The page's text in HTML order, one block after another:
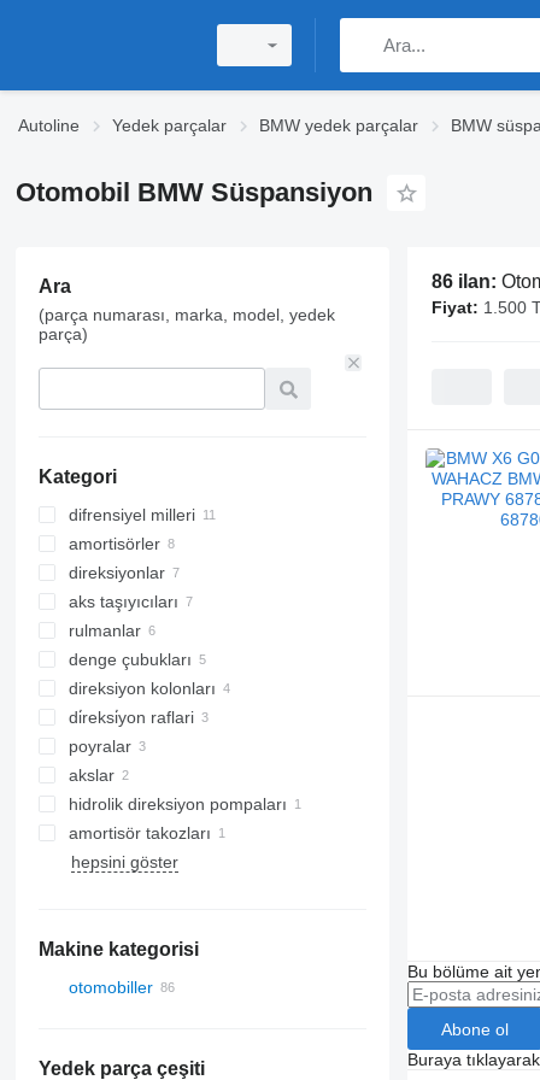
Autoline Yedek parçalar BMW yedek parçalar BMW
Otomobil BMW Süspansiyon
Ara
(parça numarası, marka, model, yedek
parça)
Kategori
difrensiyel milleri
amortisörler
direksiyonlar
aks taşıyıcıları
rulmanlar
denge çubukları
direksiyon kolonları
di̇reksi̇yon raflari
poyralar
akslar
hidrolik direksiyon pompaları
amortisör takozları
hepsini göster
Makine kategorisi
otomobiller
Yedek parça çeşiti
86 ilan:
Fiyat: 1.500
Bu bölüme ait
Abone ol
Buraya tıklayarak,